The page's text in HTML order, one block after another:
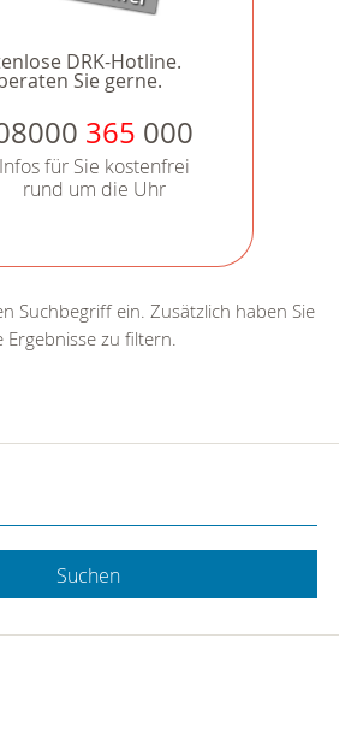
DRK-Hotline.
Sie gerne.
365 000
Infos für Sie kostenfrei
rund um die Uhr
Suchbegriff ein. Zusätzlich haben Sie
Ergebnisse zu filtern.
Suchen